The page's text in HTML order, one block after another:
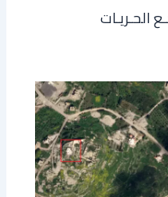
الحـريـات